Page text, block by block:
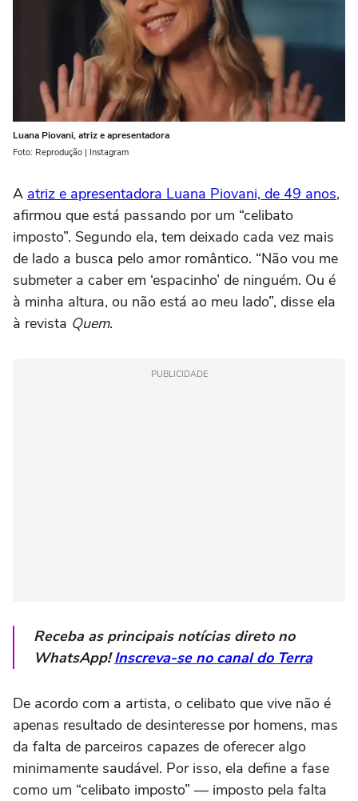
Luana Piovani, atriz e apresentadora
Foto: Reprodução | Instagram
A atriz e apresentadora Luana Piovani, de 49 anos,
afirmou que está passando por um “celibato
imposto”. Segundo ela, tem deixado cada vez mais
de lado a busca pelo amor romântico. “Não vou me
submeter a caber em ‘espacinho’ de ninguém. Ou é
à minha altura, ou não está ao meu lado”, disse ela
à revista Quem.
PUBLICIDADE
Receba as principais notícias direto no
WhatsApp!Inscreva-se no canal do Terra
De acordo com a artista, o celibato que vive não é
apenas resultado de desinteresse por homens, mas
da falta de parceiros capazes de oferecer algo
minimamente saudável. Por isso, ela define a fase
como um “celibato imposto” — imposto pela falta